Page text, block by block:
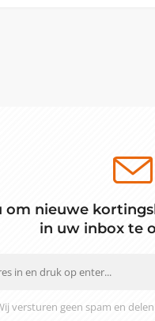
om nieuwe
in uw inbox te
versturen geen spam en